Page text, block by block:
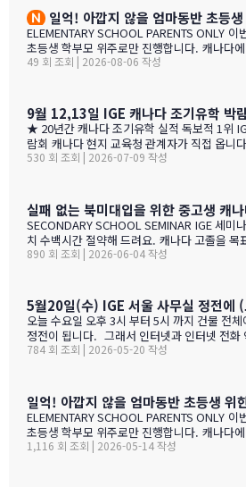
도 참가 가능합니다. 한국과 캐나다 부모님들의 궁금증과 고민을 같
이 공유할 수 있습니다. …
일억! 아깝지 않을 엄마동반 초등생 위한 캐나다 지역,학
ELEMENTARY SCHOOL PARENTS ONLY 이번 설명회는 철저하게
초등생 학부모 위주로만 진행합니다. 캐나다에 휴직으로 일년만 가
야 하는 가족, 초등생 영어교육 · 북미체험 · 가족 휴식을 위해 캐나
~ 9시 …
49 회 조회 | 2026-08-06 작성
9월 12,13일 IGE 캐나다 조기유학 박
★ 20년간 캐나다 조기유학 실적 독보적 1위 IGE 캐나다 조기유학 박
람회 캐나다 현지 교육청 관계자가 직접 옵니다 2026. 9. 12 (토) ~ 9.
13 (일) 오전 11시 ~ 오후 5시 · 사전등록 필수 일시 2026년 9월 12
신청서에서 바로 신청하세요 사전등록 혜택 미리 신청하면 이런 혜택
이 있습니다 혜택 1 신청비 전액 면제 학생당 약 CAD $200~300 수
530 회 조회 | 2026-07-09 작성
SECONDARY SCHOOL SEMINAR IGE 세미나 2시간 반!!!인터넷 서
치 수백시간 절약해 드려요. 캐나다 고졸을 목표로 조기유학을 가지
는 않죠. 어떤 경우에도 중요한 것은 대학!!! 20년간 캐나다 조기유학
도 참가 가능합니다. 한국과 캐나다 부모님들의 궁금증과 고민을 같
이 공유할 수 있습니다. …
890 회 조회 | 2026-06-04 작성
오늘 수요일 오후 3시 부터 5시 까지 건물 전
정전이 됩니다. 그래서 인터넷과 인터넷 전화
다. PC로 사용 하는 카카오톡 역시 불통이 될
내드리겟습니다.
784 회 조회 | 2026-05-20 작성
ELEMENTARY SCHOOL PARENTS ONLY 이번 설명회는 철저하게
초등생 학부모 위주로만 진행합니다. 캐나다에 휴직으로 일년만 가
야 하는 가족, 초등생 영어교육 · 북미체험 · 가족 휴식을 위해 캐나
1,116 회 조회 | 2026-05-14 작성